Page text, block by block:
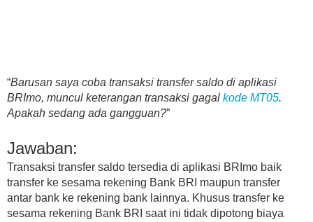
“Barusan saya coba transaksi transfer saldo di aplikasi
BRImo, muncul keterangan transaksi gagal kode MT05.
Apakah sedang ada gangguan?”
Jawaban:
Transaksi transfer saldo tersedia di aplikasi BRImo baik
transfer ke sesama rekening Bank BRI maupun transfer
antar bank ke rekening bank lainnya. Khusus transfer ke
sesama rekening Bank BRI saat ini tidak dipotong biaya